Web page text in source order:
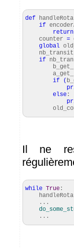
def
if
return
counter =
global
if
if
(
else :
Il ne
while True :
...
...